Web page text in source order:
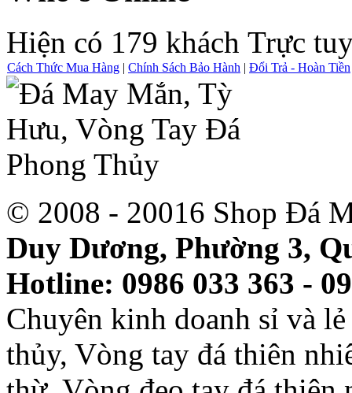
Hiện có 179 khách Trực
Cách Thức Mua Hàng | Chính Sách Bảo Hành | Đổi Trả - Hoàn Tiền
© 2008 - 20016 Shop Đá
Duy Dương, Phường 3,
Hotline: 0986 033 363 -
Chuyên kinh doanh sỉ và
thủy, Vòng tay đá thiên